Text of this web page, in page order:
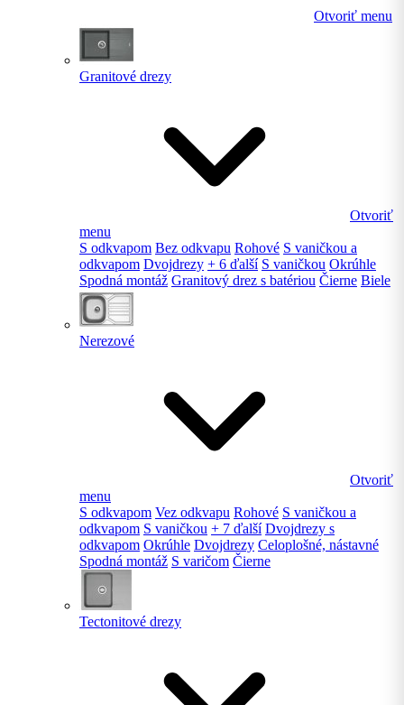
Otvoriť menu
Granitové drezy
Otvoriť
menu
S odkvapom Bez odkvapu Rohové S vaničkou a
odkvapom Dvojdrezy + 6 ďalší S vaničkou Okrúhle
Spodná montáž Granitový drez s batériou Čierne Biele
Nerezové
Otvoriť
menu
S odkvapom Vez odkvapu Rohové S vaničkou a
odkvapom S vaničkou + 7 ďalší Dvojdrezy s
odkvapom Okrúhle Dvojdrezy Celoplošné, nástavné
Spodná montáž S varičom Čierne
Tectonitové drezy